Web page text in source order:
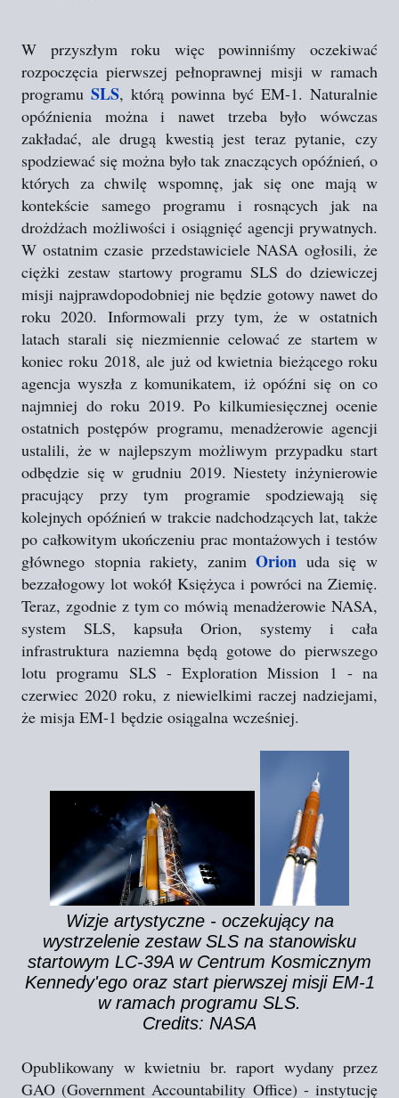
W przyszłym roku więc powinniśmy oczekiwać
rozpoczęcia pierwszej pełnoprawnej misji w ramach
programu SLS, którą powinna być EM-1. Naturalnie
opóźnienia można i nawet trzeba było wówczas
zakładać, ale drugą kwestią jest teraz pytanie, czy
spodziewać się można było tak znaczących opóźnień, o
których za chwilę wspomnę, jak się one mają w
kontekście samego programu i rosnących jak na
drożdżach możliwości i osiągnięć agencji prywatnych.
W ostatnim czasie przedstawiciele NASA ogłosili, że
ciężki zestaw startowy programu SLS do dziewiczej
misji najprawdopodobniej nie będzie gotowy nawet do
roku 2020. Informowali przy tym, że w ostatnich
latach starali się niezmiennie celować ze startem w
koniec roku 2018, ale już od kwietnia bieżącego roku
agencja wyszła z komunikatem, iż opóźni się on co
najmniej do roku 2019. Po kilkumiesięcznej ocenie
ostatnich postępów programu, menadżerowie agencji
ustalili, że w najlepszym możliwym przypadku start
odbędzie się w grudniu 2019. Niestety inżynierowie
pracujący przy tym programie spodziewają się
kolejnych opóźnień w trakcie nadchodzących lat, także
po całkowitym ukończeniu prac montażowych i testów
głównego stopnia rakiety, zanimOrion uda się w
bezzałogowy lot wokół Księżyca i powróci na Ziemię.
Teraz, zgodnie z tym co mówią menadżerowie NASA,
system SLS, kapsuła Orion, systemy i cała
infrastruktura naziemna będą gotowe do pierwszego
lotu programu SLS - Exploration Mission 1 - na
czerwiec 2020 roku, z niewielkimi raczej nadziejami,
że misja EM-1 będzie osiągalna wcześniej.
Wizje artystyczne - oczekujący na
wystrzelenie zestaw SLS na stanowisku
startowym LC-39A w Centrum Kosmicznym
Kennedy'ego oraz start pierwszej misji EM-1
w ramach programu SLS.
Credits: NASA
Opublikowany w kwietniu br. raport wydany przez
GAO (Government Accountability Office) - instytucję